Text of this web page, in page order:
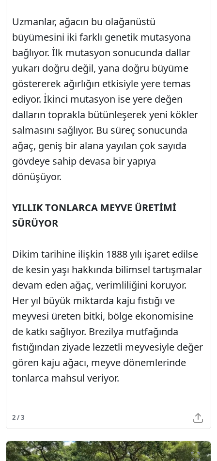
Uzmanlar, ağacın bu olağanüstü
büyümesini iki farklı genetik mutasyona
bağlıyor. İlk mutasyon sonucunda dallar
yukarı doğru değil, yana doğru büyüme
göstererek ağırlığın etkisiyle yere temas
ediyor. İkinci mutasyon ise yere değen
dalların toprakla bütünleşerek yeni kökler
salmasını sağlıyor. Bu süreç sonucunda
ağaç, geniş bir alana yayılan çok sayıda
gövdeye sahip devasa bir yapıya
dönüşüyor.
YILLIK TONLARCA MEYVE ÜRETİMİ
SÜRÜYOR
Dikim tarihine ilişkin 1888 yılı işaret edilse
de kesin yaşı hakkında bilimsel tartışmalar
devam eden ağaç, verimliliğini koruyor.
Her yıl büyük miktarda kaju fıstığı ve
meyvesi üreten bitki, bölge ekonomisine
de katkı sağlıyor. Brezilya mutfağında
fıstığından ziyade lezzetli meyvesiyle değer
gören kaju ağacı, meyve dönemlerinde
tonlarca mahsul veriyor.
2 / 3